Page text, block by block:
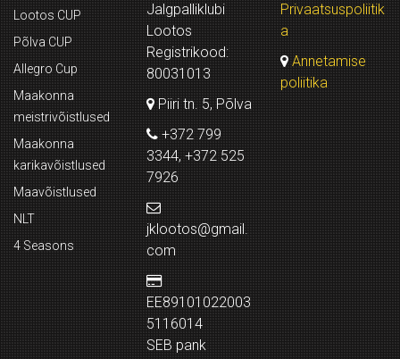
Lootos CUP
Põlva CUP
Allegro Cup
Maakonna
meistrivõistlused
Maakonna
karikavõistlused
Maavõistlused
NLT
4 Seasons
Jalgpalliklubi
Lootos
Registrikood:
80031013
Piiri tn. 5, Põlva
+372 799
3344, +372 525
7926
jklootos@gmail.
com
EE89101022003
5116014
SEB pank
Privaatsuspoliitik
a
Annetamise
poliitika